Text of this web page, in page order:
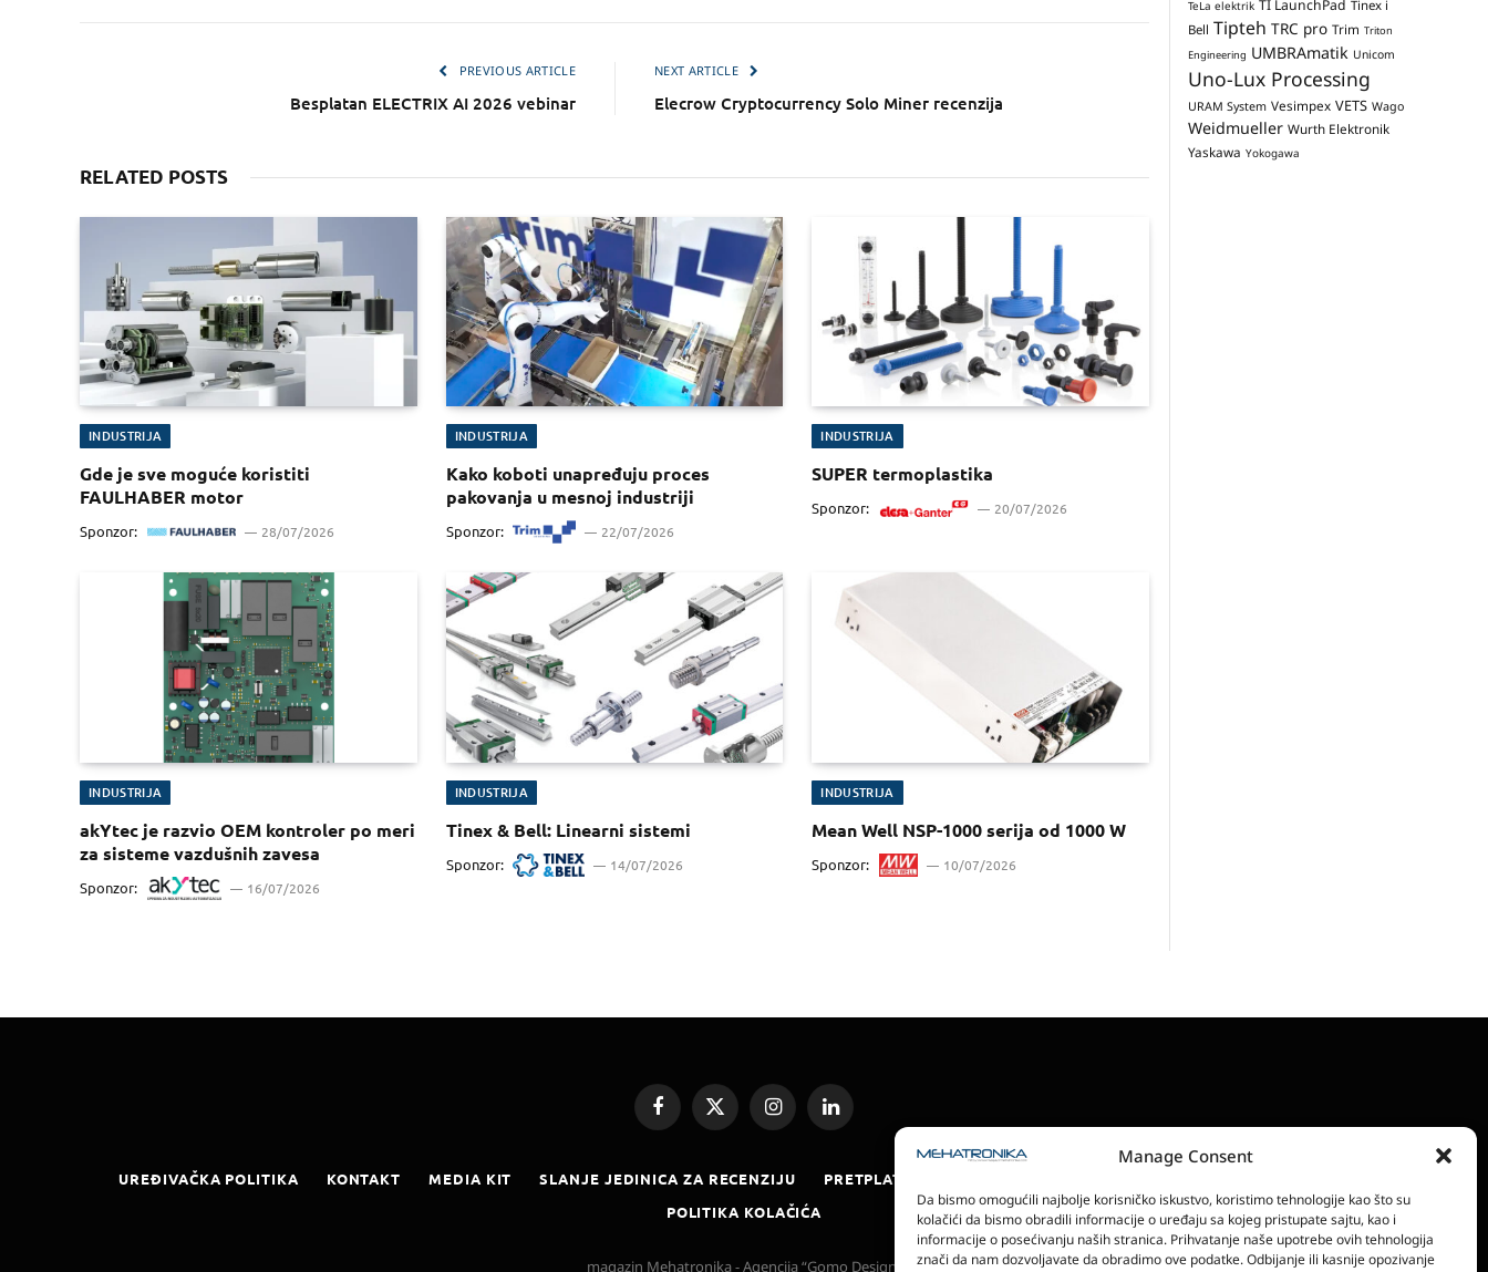
Manage Consent
Da bismo omogućili najbolje korisničko iskustvo, koristimo tehnologije kao što su
kolačići da bismo obradili informacije o uređaju sa kojeg pristupate sajtu, kao i
informacije o posećivanju naših stranica. Prihvatanje naše upotrebe ovih tehnologija
znači da nam dozvoljavate da obradimo ove podatke. Odbijanje ili kasnije opozivanje
PREVIOUS ARTICLE
Besplatan ELECTRIX AI 2026 vebinar
NEXT ARTICLE
Elecrow Cryptocurrency Solo Miner recenzija
RELATED POSTS
INDUSTRIJA
Gde je sve moguće koristiti
FAULHABER motor
Sponzor: 28/07/2026
INDUSTRIJA
Kako koboti unapređuju proces
pakovanja u mesnoj industriji
Sponzor: 22/07/2026
INDUSTRIJA
SUPER termoplastika
Sponzor: 20/07/2026
INDUSTRIJA
akYtec je razvio OEM kontroler po meri
za sisteme vazdušnih zavesa
Sponzor: 16/07/2026
INDUSTRIJA
Tinex & Bell: Linearni sistemi
Sponzor: 14/07/2026
INDUSTRIJA
Mean Well NSP-1000 serija od 1000 W
Sponzor: 10/07/2026
TeLa elektrik TI LaunchPad Tinex i
Bell Tipteh TRC pro Trim Triton
Engineering UMBRAmatik Unicom
Uno-Lux Processing
URAM System Vesimpex VETS Wago
Weidmueller Wurth Elektronik
Yaskawa Yokogawa
FacebookX
(Twitter)
InstagramLinkedIn
UREĐIVAČKA POLITIKA KONTAKT MEDIA KIT SLANJE JEDINICA ZA RECENZIJU PRETPLATA
POLITIKA KOLAČIĆA
magazin Mehatronika - Agencija “Gomo Design”